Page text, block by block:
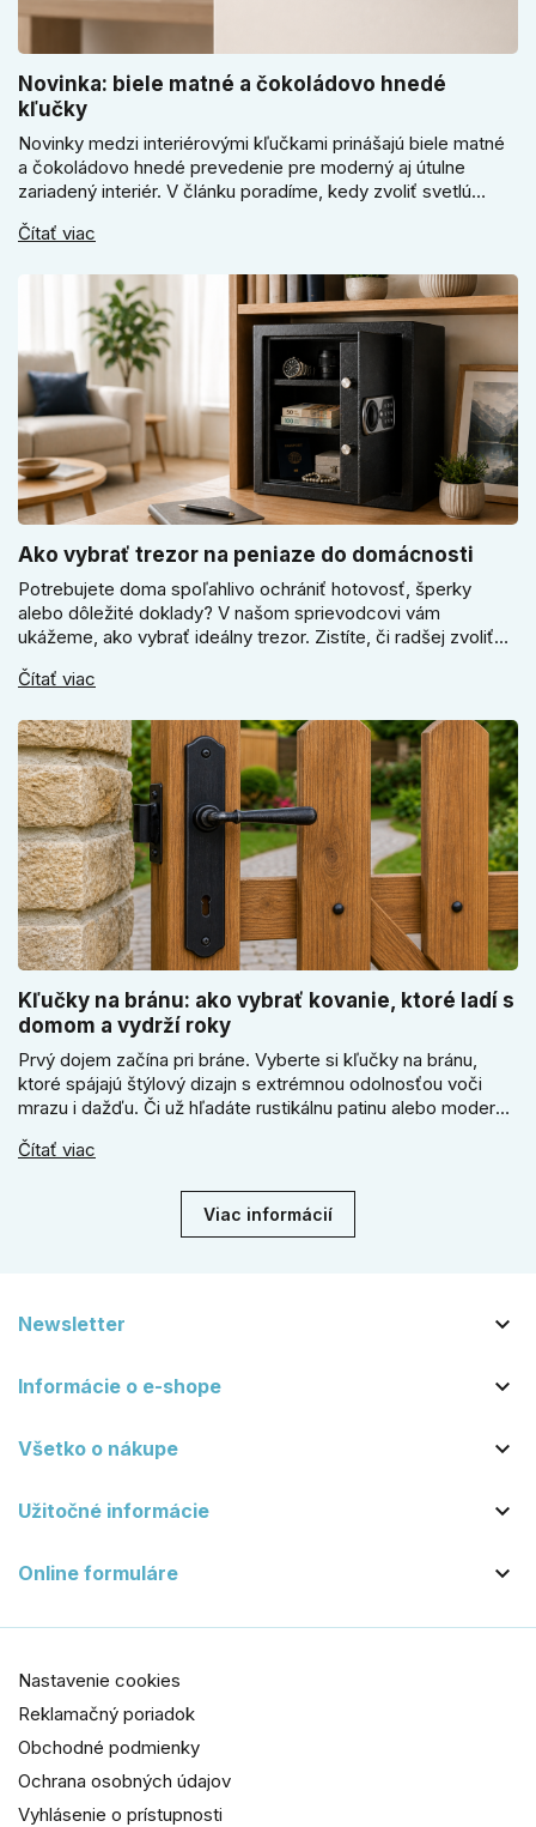
Novinka: biele matné a čokoládovo hnedé
kľučky
Novinky medzi interiérovými kľučkami prinášajú biele matné
a čokoládovo hnedé prevedenie pre moderný aj útulne
zariadený interiér. V článku poradíme, kedy zvoliť svetlú
ako vyberať medzi okrúhlym a štvorcovým štítom. Nové
Čítať viac
Ako vybrať trezor na peniaze do domácnosti
Potrebujete doma spoľahlivo ochrániť hotovosť, šperky
alebo dôležité doklady? V našom sprievodcovi vám
ukážeme, ako vybrať ideálny trezor. Zistíte, či radšej zvoliť
kľúčové jeho správne ukotvenie.
Čítať viac
Kľučky na bránu: ako vybrať kovanie, ktoré ladí s
domom a vydrží roky
Prvý dojem začína pri bráne. Vyberte si kľučky na bránu,
ktoré spájajú štýlový dizajn s extrémnou odolnosťou voči
mrazu i dažďu. Či už hľadáte rustikálnu patinu alebo moderné
vydrží roky. Zabezpečte svoj vstup kvalitou, ktorá prežije
Čítať viac
Viac informácií
Newsletter 
Informácie o e-shope 
Všetko o nákupe 
Užitočné informácie 
Online formuláre 
Nastavenie cookies
Reklamačný poriadok
Obchodné podmienky
Ochrana osobných údajov
Vyhlásenie o prístupnosti